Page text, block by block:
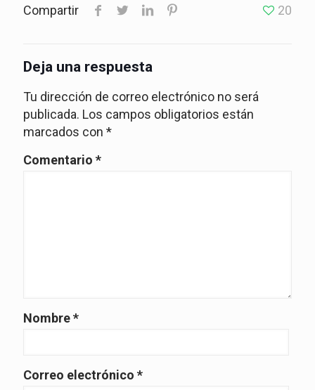
Compartir 20
Deja una respuesta
Tu dirección de correo electrónico no será
publicada. Los campos obligatorios están
marcados con *
Comentario *
Nombre*
Correo electrónico *